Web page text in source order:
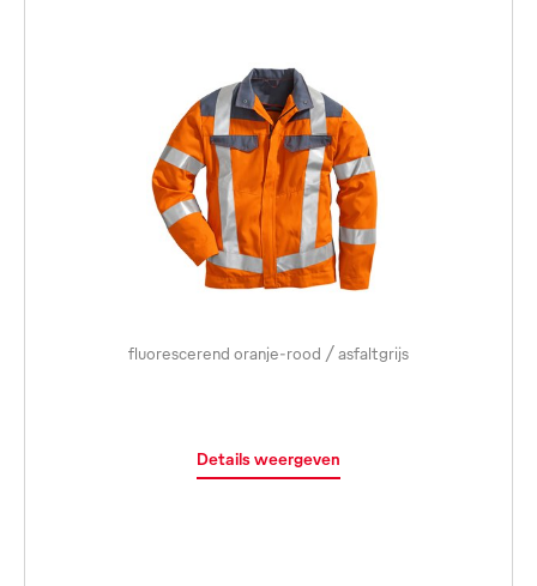
fluorescerend oranje-rood / asfaltgrijs
Details weergeven